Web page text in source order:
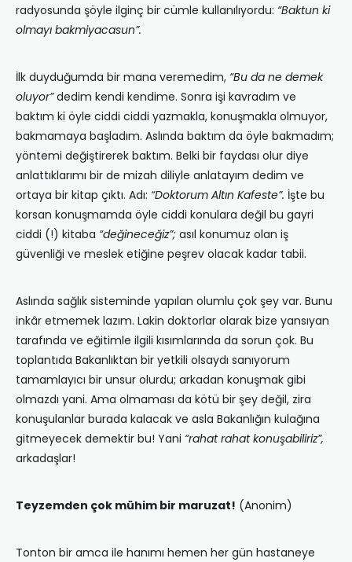
radyosunda şöyle ilginç bir cümle kullanılıyordu: “Baktun ki
olmayı bakmiyacasun”.
İlk duyduğumda bir mana veremedim, “Bu da ne demek
oluyor”dedim kendi kendime. Sonra işi kavradım ve
baktım ki öyle ciddi ciddi yazmakla, konuşmakla olmuyor,
bakmamaya başladım. Aslında baktım da öyle bakmadım;
yöntemi değiştirerek baktım. Belki bir faydası olur diye
anlattıklarımı bir de mizah diliyle anlatayım dedim ve
ortaya bir kitap çıktı. Adı: “Doktorum Altın Kafeste”. İşte bu
korsan konuşmamda öyle ciddi konulara değil bu gayri
ciddi (!) kitaba “değineceğiz”; asıl konumuz olan iş
güvenliği ve meslek etiğine peşrev olacak kadar tabii.
Aslında sağlık sisteminde yapılan olumlu çok şey var. Bunu
inkâr etmemek lazım. Lakin doktorlar olarak bize yansıyan
tarafında ve eğitimle ilgili kısımlarında da sorun çok. Bu
toplantıda Bakanlıktan bir yetkili olsaydı sanıyorum
tamamlayıcı bir unsur olurdu; arkadan konuşmak gibi
olmazdı yani. Ama olmaması da kötü bir şey değil, zira
konuşulanlar burada kalacak ve asla Bakanlığın kulağına
gitmeyecek demektir bu! Yani “rahat rahat konuşabiliriz”,
arkadaşlar!
Teyzemden çok mühim bir maruzat! (Anonim)
Tonton bir amca ile hanımı hemen her gün hastaneye